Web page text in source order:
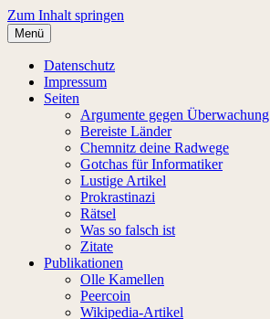
Zum Inhalt springen
Menü
Datenschutz
Impressum
Seiten
Argumente gegen Überwachung
Bereiste Länder
Chemnitz deine Radwege
Gotchas für Informatiker
Lustige Artikel
Prokrastinazi
Rätsel
Was so falsch ist
Zitate
Publikationen
Olle Kamellen
Peercoin
Wikipedia-Artikel